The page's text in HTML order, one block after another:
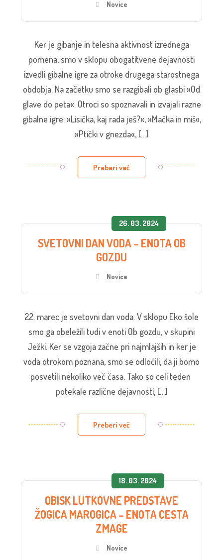
Novice
Ker je gibanje in telesna aktivnost izrednega
pomena, smo v sklopu obogatitvene dejavnosti
izvedli gibalne igre za otroke drugega starostnega
obdobja. Na začetku smo se razgibali ob glasbi »Od
glave do peta«. Otroci so spoznavali in izvajali razne
gibalne igre: »Lisička, kaj rada ješ?«, »Mačka in miš«,
»Ptički v gnezda«, […]
Preberi več
26. 03. 2024
SVETOVNI DAN VODA – ENOTA OB
GOZDU
Novice
22. marec je svetovni dan voda. V sklopu Eko šole
smo ga obeležili tudi v enoti Ob gozdu, v skupini
Ježki. Ker se vzgoja začne pri najmlajših in ker je
voda otrokom poznana, smo se odločili, da ji bomo
posvetili nekoliko več časa. Tako so celi teden
potekale različne dejavnosti, […]
Preberi več
18. 03. 2024
OBISK LUTKOVNE PREDSTAVE
ŽOGICA MAROGICA – ENOTA CESTA
ZMAGE
Novice